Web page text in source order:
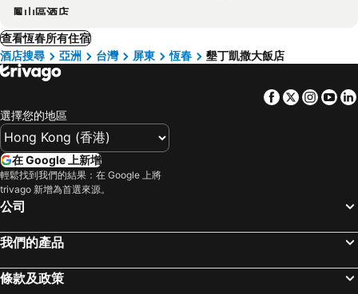
鳳山區酒店
查看恆春所有住宿
酒店搜尋
亞洲 台灣 屏東 恆春 墾丁凱撒大飯店
Facebook
Twitter
選擇您的地區
在 Google 上新增
輕鬆找到我們的結果：在 Google 上將
trivago 新增為首選來源。
公司
我們的產品
條款及政策